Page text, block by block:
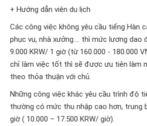
+ Hướng dẫn viên du lịch
Các công việc không yêu cầu tiếng Hàn
phục vụ, nhà xưởng…. thì mức lương dao
9.000 KRW/ 1 giờ (từ 160.000 - 180.000
chỉ làm việc tốt thì sẽ được ưu tiên làm
theo thỏa thuận với chủ.
Những công việc khác yêu cầu trình độ
thường có mức thu nhập cao hơn, trung
giờ ( 10.000 – 17.500 KRW/ giờ).